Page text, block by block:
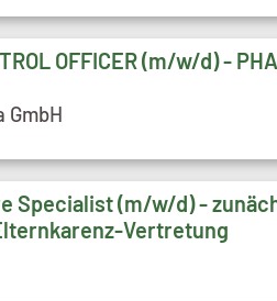
OFFICER (m/w/d) -
GmbH
Specialist (m/w/d) -
Vertretung